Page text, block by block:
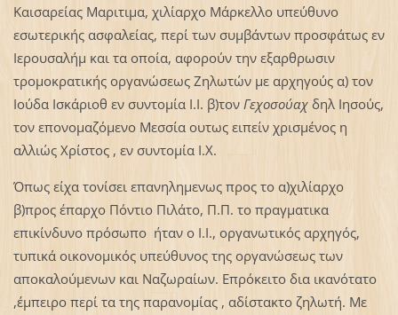
Καισαρείας Μαριτιμα, χιλίαρχο Μάρκελλο υπεύθυνο
εσωτερικής ασφαλείας, περί των συμβάντων προσφάτως εν
Ιερουσαλήμ και τα οποία, αφορούν την εξαρθρωσιν
τρομοκρατικής οργανώσεως Ζηλωτών με αρχηγούς α) τον
Ιούδα Ισκάριοθ εν συντομία Ι.Ι. β)τον Γεχοσούαχ δηλ Ιησούς,
τον επονομαζόμενο Μεσσία ουτως ειπείν χρισμένος η
αλλιώς Χρίστος , εν συντομία Ι.Χ.
Όπως είχα τονίσει επανηλημενως προς το α)χιλίαρχο
β)προς έπαρχο Πόντιο Πιλάτο, Π.Π. το πραγματικα
επικίνδυνο πρόσωπο ήταν ο Ι.Ι., οργανωτικός αρχηγός,
τυπικά οικονομικός υπεύθυνος της οργανώσεως των
αποκαλούμενων και Ναζωραίων. Επρόκειτο δια ικανότατο
,έμπειρο περί τα της παρανομίας , αδίστακτο ζηλωτή. Με